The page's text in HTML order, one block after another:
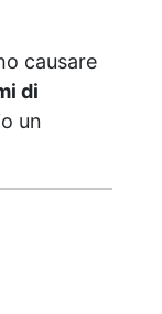
0,2
del
causare
di
un